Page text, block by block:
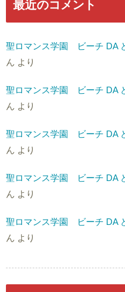
最近のコメント
聖ロマンス学園 ビーチ DA
ん より
聖ロマンス学園 ビーチ DA
ん より
聖ロマンス学園 ビーチ DA
ん より
聖ロマンス学園 ビーチ DA
ん より
聖ロマンス学園 ビーチ DA
ん より